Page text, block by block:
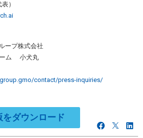
）
ープ株式会社
ム 小犬丸
contact/press-inquiries/
をダウンロード